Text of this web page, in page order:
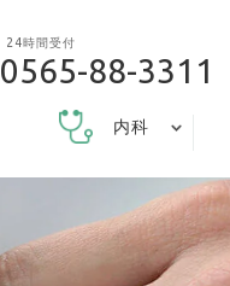
内科
24時間受付
0565-88-3311